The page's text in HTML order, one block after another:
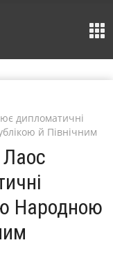
дипломатичні
й Північним
Лаос
Народною